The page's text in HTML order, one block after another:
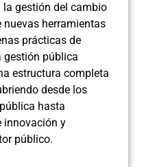
la gestión del cambio
nuevas herramientas
prácticas de
gestión pública
estructura completa
desde los
hasta
innovación y
público.